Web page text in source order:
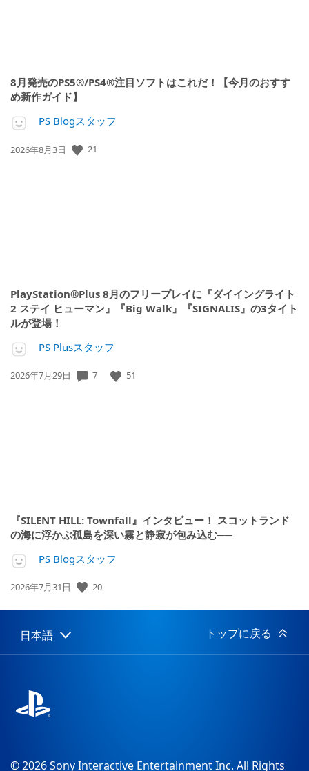
8月発売のPS5®/PS4®注目ソフトはこれだ！【今月のおすす
め新作ガイド】
PS Blogスタッフ
公
2026年8月3日 21
PlayStation®Plus 8月のフリープレイに『ダイイングライト
2 ステイ ヒューマン』『Big Walk』『SIGNALIS』の3タイト
ルが登場！
PS Plusスタッフ
公
2026年7月29日 7 51
『SILENT HILL: Townfall』インタビュー！ スコットランド
の海に浮かぶ孤島を深い霧と静寂が包み込む──
PS Blogスタッフ
公
日:
2026年7月31日 20
Select
Current
日本語 トップに戻る
© 2026 Sony Interactive Entertainment Inc. All Rights